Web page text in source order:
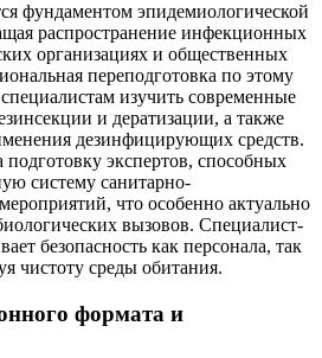
фундаментом эпидемиологической
распространение инфекционных
организациях и общественных
переподготовка по этому
изучить современные
и дератизации, а также
дезинфицирующих средств.
экспертов, способных
систему санитарно-
что особенно актуально
вызовов. Специалист-
безопасность как персонала, так
чистоту среды обитания.
формата и